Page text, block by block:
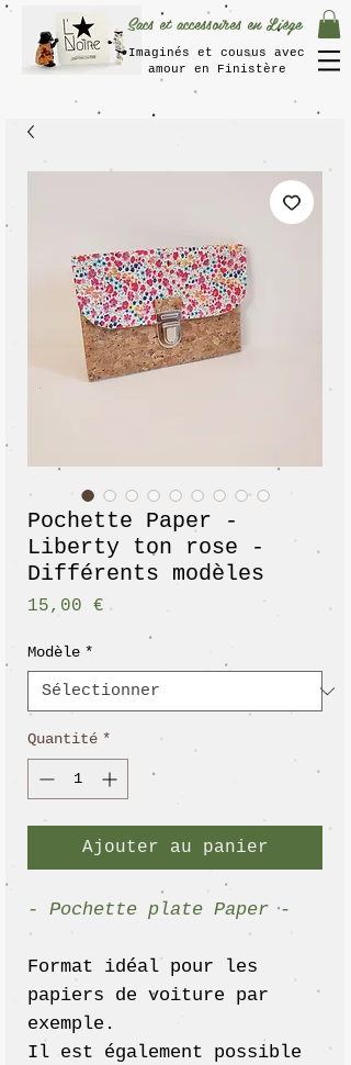
Imaginés et cousus avec
amour en Finistère
Sacs et accessoires en Liège
Pochette Paper -
Liberty ton rose -
Différents modèles
15,00 € Prix
Modèle *
Quantité *
Ajouter au panier
- Pochette plate Paper -
Format idéal pour les
papiers de voiture par
exemple.
Il est également possible